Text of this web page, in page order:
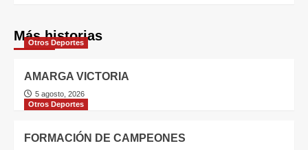
Más historias
Otros Deportes
AMARGA VICTORIA
5 agosto, 2026
Otros Deportes
FORMACIÓN DE CAMPEONES